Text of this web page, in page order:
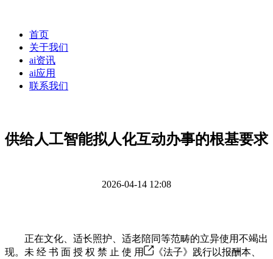
首页
关于我们
ai资讯
ai应用
联系我们
供给人工智能拟人化互动办事的根基要求
2026-04-14 12:08
正在文化、适长照护、适老陪同等范畴的立异使用不竭出
现。未 经 书 面 授 权 禁 止 使 用
《法子》践行以报酬本、